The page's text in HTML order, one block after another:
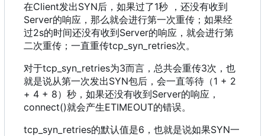
在Client发出SYN后 ， 如果过了1秒 ， 还没有收到
Server的响应 ， 那么就会进行第一次重传 ； 如果经
过2s的时间还没有收到Server的响应 ， 就会进行第
二次重传 ； 一直重传tcp_syn_retries次。
对于tcp_syn_retries为3而言 ， 总共会重传3次 ， 也
就是说从第一次发出SYN包后 ， 会一直等待 （1 + 2
+ 4 + 8） 秒 ， 如果还没有收到Server的响应 ，
connect()就会产生ETIMEOUT的错误。
tcp_syn_retries的默认值是6 ， 也就是说如果SYN一